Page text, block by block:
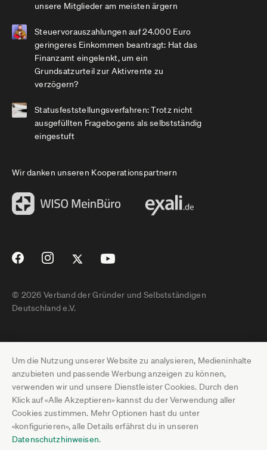
Um die Nutzung unserer Website zu analysieren, Medieninhalte
anzubieten und passende Werbung anzeigen zu können,
verwenden wir und unsere Dienstleister Cookies. Durch den
Klick auf «Alle Akzeptieren» kannst du der Verwendung aller
Cookies zustimmen. Mehr Optionen hast du unter
«konfigurieren», alle Details erfährst du in unseren
Datenschutzhinweisen.
unsere Mitglieder am meisten ärgern
Steuervorauszahlungen auf 24.000 Euro
geringeres Einkommen beantragt: Hat das
Finanzamt eingelenkt, um ein
Grundsatzurteil zur Aktivrente zu
verzögern?
Statusfeststellungsverfahren: Trotz nicht
ausgefüllten Fragebogens als selbstständig
eingestuft
Wir danken unseren Kooperationspartnern
© 2026 Verband der Gründer und Selbstständigen
Deutschland e.V.
Impressum
Datenschutz
Pressebereich
Jobs